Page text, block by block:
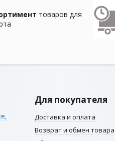
товаров для
Для покупателя
Доставка и оплата
Возврат и обмен товара